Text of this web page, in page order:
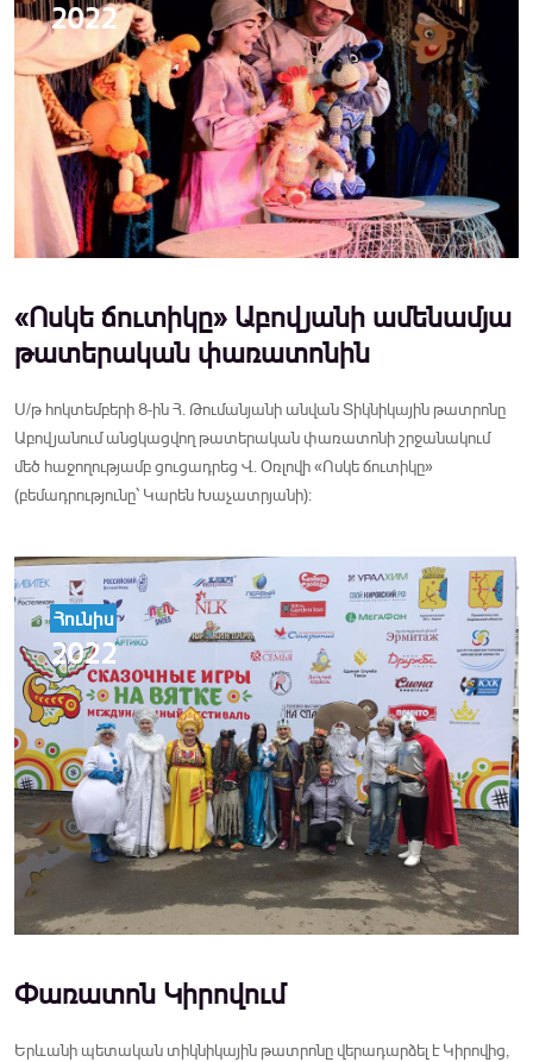
2022
«Ոսկե ճուտիկը» Աբովյանի ամենամյա
թատերական փառատոնին
Ս/թ հոկտեմբերի 8-ին Հ. Թումանյանի անվան Տիկնիկային թատրոնը
Աբովյանում անցկացվող թատերական փառատոնի շրջանակում
մեծ հաջողությամբ ցուցադրեց Վ. Օռլովի «Ոսկե ճուտիկը»
(բեմադրությունը՝ Կարեն Խաչատրյանի):
Հունիս
2022
Փառատոն Կիրովում
Երևանի պետական տիկնիկային թատրոնը վերադարձել է Կիրովից,